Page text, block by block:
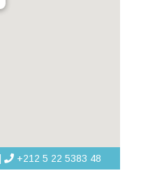
+212 5 22 5383 48